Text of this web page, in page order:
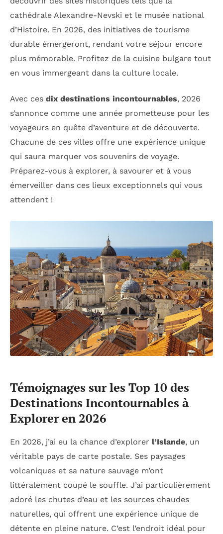
cathédrale Alexandre-Nevski et le musée national
d’Histoire. En 2026, des initiatives de tourisme
durable émergeront, rendant votre séjour encore
plus mémorable. Profitez de la cuisine bulgare tout
en vous immergeant dans la culture locale.
Avec ces dix destinations incontournables, 2026
s’annonce comme une année prometteuse pour les
voyageurs en quête d’aventure et de découverte.
Chacune de ces villes offre une expérience unique
qui saura marquer vos souvenirs de voyage.
Préparez-vous à explorer, à savourer et à vous
émerveiller dans ces lieux exceptionnels qui vous
attendent !
Témoignages sur les Top 10 des
Destinations Incontournables à
Explorer en 2026
En 2026, j’ai eu la chance d’explorer l’Islande, un
véritable pays de carte postale. Ses paysages
volcaniques et sa nature sauvage m’ont
littéralement coupé le souffle. J’ai particulièrement
adoré les chutes d’eau et les sources chaudes
naturelles, qui offrent une expérience unique de
détente en pleine nature. C’est l’endroit idéal pour